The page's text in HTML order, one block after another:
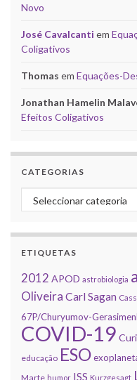
Novo
José Cavalcanti em
Coligativos
Thomas em Equações-
Jonathan Hamelin
Efeitos Coligativos
CATEGORIAS
Categorias
ETIQUETAS
2012 APOD astrobiologia
Oliveira Carl Sagan
67P/Churyumov-
COVID-19
educação ESO
Marte humor ISS Kurzgesagt